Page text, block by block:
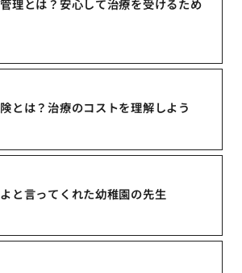
理とは？安心して治療を受けるため
とは？治療のコストを理解しよう
と言ってくれた幼稚園の先生